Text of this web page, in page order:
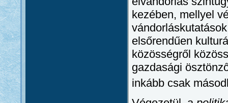
kezében, mellyel
elsőrendűen
közösségről
gazdasági
inkább csak